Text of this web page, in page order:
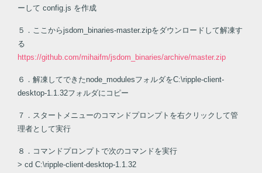
ーして config.js を作成
５．ここからjsdom_binaries-master.zipをダウンロードして解凍す
る
https://github.com/mihaifm/jsdom_binaries/archive/master.zip
６．解凍してできたnode_modulesフォルダをC:\ripple-client-
desktop-1.1.32フォルダにコピー
７．スタートメニューのコマンドプロンプトを右クリックして管
理者として実行
８．コマンドプロンプトで次のコマンドを実行
> cd C:\ripple-client-desktop-1.1.32